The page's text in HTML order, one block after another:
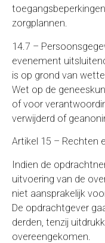
zorgplannen.
14.7 –
evenement
is op grond van
Wet op de
of voor
verwijderd of
Artikel 15 – Rechten
Indien de
uitvoering van de
niet aansprakelijk
De opdrachtgever
derden, tenzij
overeengekomen.